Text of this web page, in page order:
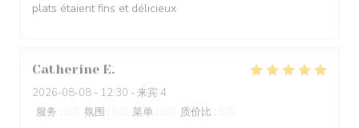
plats étaient fins et délicieux
Catherine E
2026-08-08 - 12:30 - 来宾 4
服务 : 氛围 : 菜单 : 质价比 :